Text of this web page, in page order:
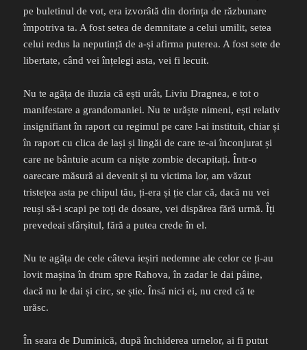
pe buletinul de vot, era izvorâtă din dorința de răzbunare
împotriva ta. A fost setea de demnitate a celui umilit, setea
celui redus la neputință de a-și afirma puterea. A fost sete de
libertate, când vei înțelegi asta, vei fi lecuit.
Nu te agăța de iluzia că ești urât, Liviu Dragnea, e tot o
manifestare a grandomaniei. Nu te urăște nimeni, ești relativ
insignifiant în raport cu regimul pe care l-ai instituit, chiar și
în raport cu clica de lași și lingăi de care te-ai înconjurat și
care ne bântuie acum ca niște zombie decapitați. Într-o
oarecare măsură ai devenit și tu victima lor, am văzut
tristețea asta pe chipul tău, ți-era și ție clar că, dacă nu vei
reuși să-i scapi pe toți de dosare, vei dispărea fără urmă. Îți
prevedeai sfârșitul, fără a putea crede în el.
Nu te agăța de cele câteva ieșiri nedemne ale celor ce ți-au
lovit mașina în drum spre Rahova, în zadar le dai pâine,
dacă nu le dai și circ, se știe. Însă nici ei, nu cred că te
urăsc.
În seara de Duminică, după închiderea urnelor, ai fi putut